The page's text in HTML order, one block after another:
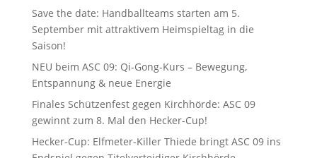
Save the date: Handballteams starten am 5.
September mit attraktivem Heimspieltag in die
Saison!
NEU beim ASC 09: Qi-Gong-Kurs – Bewegung,
Entspannung & neue Energie
Finales Schützenfest gegen Kirchhörde: ASC 09
gewinnt zum 8. Mal den Hecker-Cup!
Hecker-Cup: Elfmeter-Killer Thiede bringt ASC 09 ins